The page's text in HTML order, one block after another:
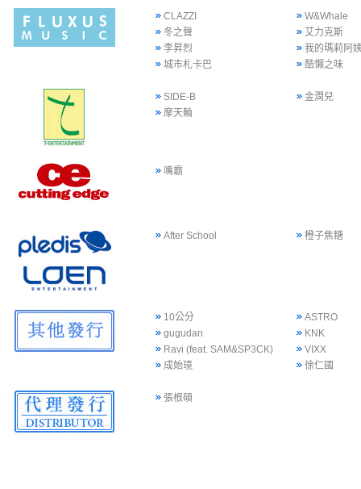
CLAZZI
W&Whale
冬之聲
艾力克斯
李昇烈
我的瑪莉阿
城市札卡巴
酷懶之味
SIDE-B
金潤兒
摩天輪
嘴霸
After School 橙子焦糖
10公分
ASTRO
gugudan
KNK
Ravi (feat. SAM&SP3CK)
VIXX
成始璄
徐仁國
張根碩